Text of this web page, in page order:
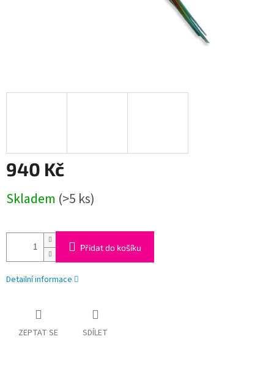
940 Kč
cena:
Skladem (>5 ks)
Přidat do košíku
Detailní informace
ZEPTAT SE SDÍLET